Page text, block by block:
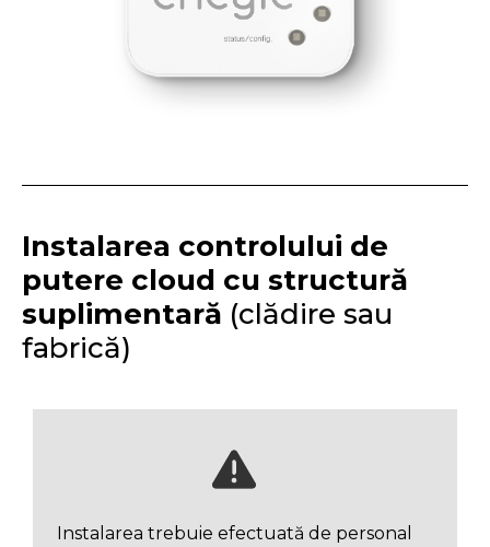
Instalarea controlului de
putere cloud cu structură
suplimentară (clădire sau
fabrică)
Instalarea trebuie efectuată de personal